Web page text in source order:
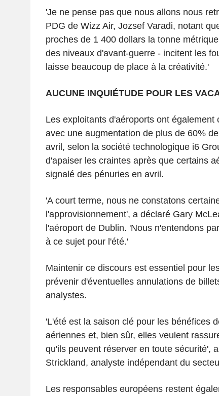
'Je ne pense pas que nous allons nous
PDG de Wizz Air, Jozsef Varadi, notant
proches de 1 400 dollars la tonne
des niveaux d'avant-guerre - incitent les
laisse beaucoup de place à la créativité.'
AUCUNE INQUIÉTUDE POUR LES
Les exploitants d'aéroports ont également
avec une augmentation de plus de 60%
avril, selon la société technologique i6
d'apaiser les craintes après que certains
signalé des pénuries en avril.
'A court terme, nous ne constatons
l'approvisionnement', a déclaré Gary
l'aéroport de Dublin. 'Nous n'entendons
à ce sujet pour l'été.'
Maintenir ce discours est essentiel pour
prévenir d'éventuelles annulations de
analystes.
'L'été est la saison clé pour les bénéfices
aériennes et, bien sûr, elles veulent
qu'ils peuvent réserver en toute sécurité',
Strickland, analyste indépendant du
Les responsables européens restent